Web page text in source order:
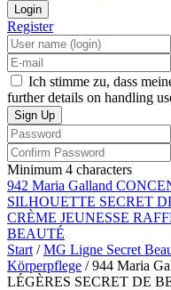
Register
Ich stimme zu, dass
further details on handling
Minimum 4 characters
942 Maria Galland
SILHOUETTE SECRET
CRÈME JEUNESSE
BEAUTÉ
Start /MG Ligne Secret
Körperpflege / 944 Maria
LÉGÈRES SECRET DE